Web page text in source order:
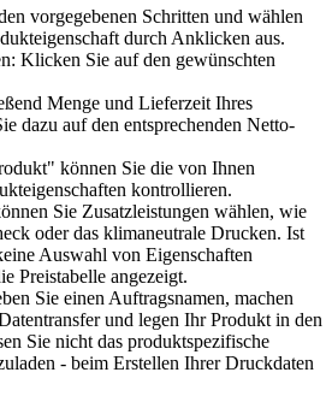
vorgegebenen Schritten und wählen
durch Anklicken aus.
Klicken Sie auf den gewünschten
Menge und Lieferzeit Ihres
dazu auf den entsprechenden Netto-
können Sie die von Ihnen
kontrollieren.
Sie Zusatzleistungen wählen, wie
oder das klimaneutrale Drucken. Ist
Auswahl von Eigenschaften
Preistabelle angezeigt.
Sie einen Auftragsnamen, machen
und legen Ihr Produkt in den
Sie nicht das produktspezifische
- beim Erstellen Ihrer Druckdaten